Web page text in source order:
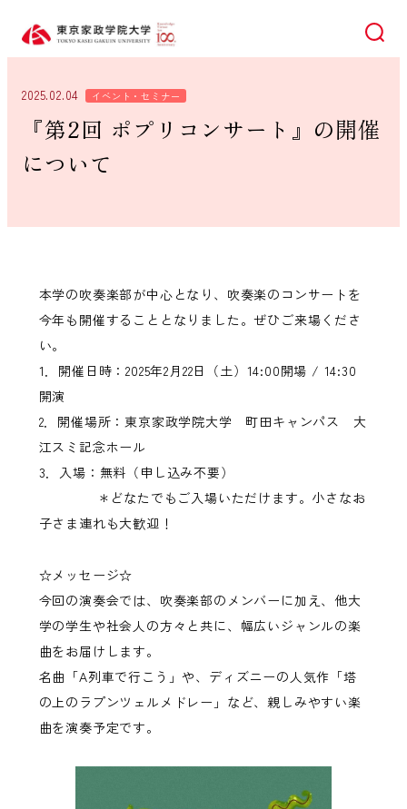
検索
2025.02.04 イベント・セミナー
『第2回 ポプリコンサート』の開催
について
本学の吹奏楽部が中心となり、吹奏楽のコンサートを
今年も開催することとなりました。ぜひご来場くださ
い。
1．開催日時：2025年2月22日（土）14:00開場 / 14:30
開演
2．開催場所：東京家政学院大学 町田キャンパス 大
江スミ記念ホール
3．入場：無料（申し込み不要）
＊どなたでもご入場いただけます。小さなお
子さま連れも大歓迎！
☆メッセージ☆
今回の演奏会では、吹奏楽部のメンバーに加え、他大
学の学生や社会人の方々と共に、幅広いジャンルの楽
曲をお届けします。
名曲「A列車で行こう」や、ディズニーの人気作「塔
の上のラプンツェルメドレー」など、親しみやすい楽
曲を演奏予定です。